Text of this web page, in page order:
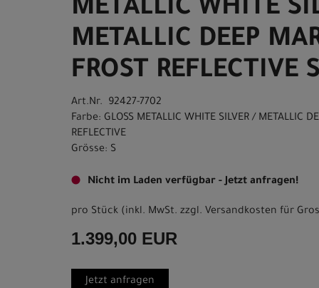
METALLIC WHITE
METALLIC DEEP
FROST REFLECTIVE S
Art.Nr. 92427-7702
Farbe: GLOSS METALLIC WHITE SILVER / METALLIC
REFLECTIVE
Grösse: S
Nicht im Laden verfügbar - Jetzt anfragen!
pro Stück (inkl. MwSt. zzgl. Versandkosten für
1.399,00 EUR
Jetzt anfragen